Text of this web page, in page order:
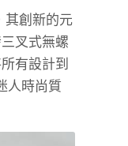
其創新的元
叉式無螺
有設計到
人時尚質